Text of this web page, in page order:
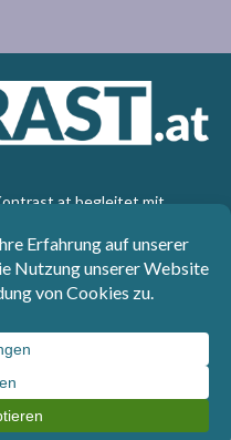
begleitet mit
einem progressiven,
Kontrast wirft den Blick der
- Telefon: +43 1 40110-
-